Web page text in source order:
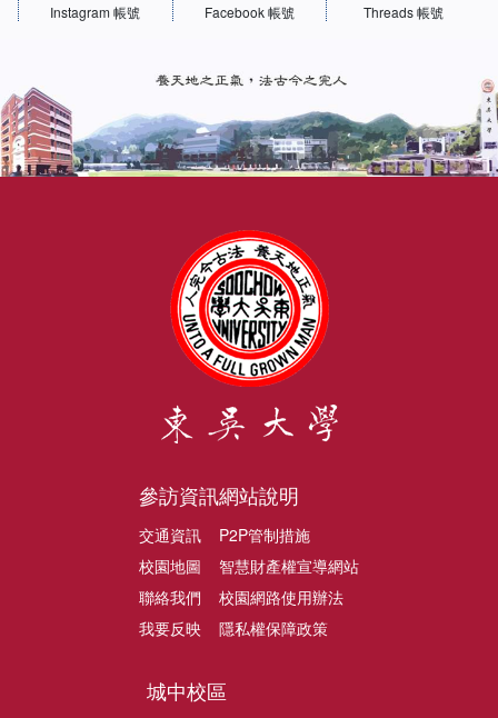
Instagram 帳號
Facebook 帳號
Threads 帳號
參訪資訊
交通資訊
校園地圖
聯絡我們
我要反映
網站說明
P2P管制措施
智慧財產權宣導網站
校園網路使用辦法
隱私權保障政策
城中校區